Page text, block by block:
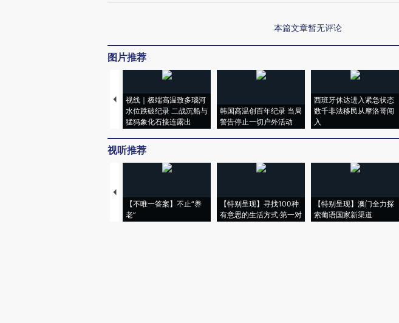
本篇文章暂无评论
图片推荐
视线｜极端高温致多瑙河
水位跌破纪录 二战沉船与
猛犸象化石接连露出
韩国高温创百年纪录 当局
警告停止一切户外活动
西班牙休达进入紧急状态
数千非法移民从摩洛哥闯
入
视听推荐
【不唯一答案】不止“养
老”
【特别呈现】寻找100种
有意思的生活方式·第一对
【特别呈现】澳门全力探
索葡语国家新渠道